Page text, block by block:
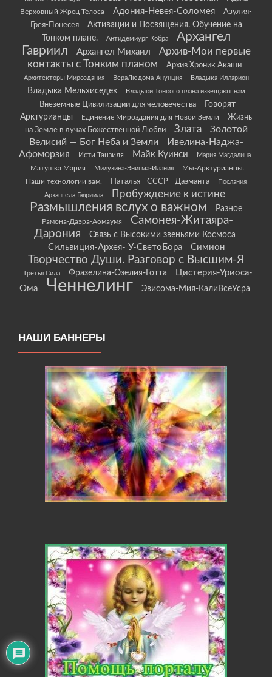
Верховный Жрец Телоса
Адония-Невея-Соломея
Азулия-
Грея-Понесея
Активации и Посвящения. Обучение на
Тонком плане.
Антидемиург Кобра
Архангел
Гавриил
Архангел Михаил
Архив-Мои первые
контакты с Тонким планом
Архив Хроник Акаши
Архитекторы Мироздания ВераЛюдома-Анунция Владыка Илларион
Владыка Мельхиседек Владыки Тонкого плана извещают нам
Внеземные Цивилизации для человечества
Говорят
Арктурианцы
Единение Мироздания для Новой Земли
Жизнь
на Земле в лучах Божественной Любви
Злата
Золотой
Велисий — Бог Неба и Земли
Ивелина-Наджа-
Афоморзия
Исти-Танзиля Майк Куинси Мария Магдалина
Матушка Мария Милузина-Энигма-Илания
Мы-Арктурианцы.
Наши технологии вам.
Наталья - СССР - Даэманта
Послания
Архангела Гавриила
Пробуждение к истине
Размышления вслух о важном Разное
Рамона-Даэра-Аомаумя
Самонея-Житаяра-
Дарония
Связь с Высокими звеньями Космоса
Сильвиция-Архея- У-СветоБора Симион
Творчество Души. Разговор с Высшим-Я
Третья Сила Фразелина-Озелия-Готта
Цистерия-Уриоса-
Ома
Ченнелинг Эвисома-Мия-КалиВсеУсра
НАШИ БАННЕРЫ